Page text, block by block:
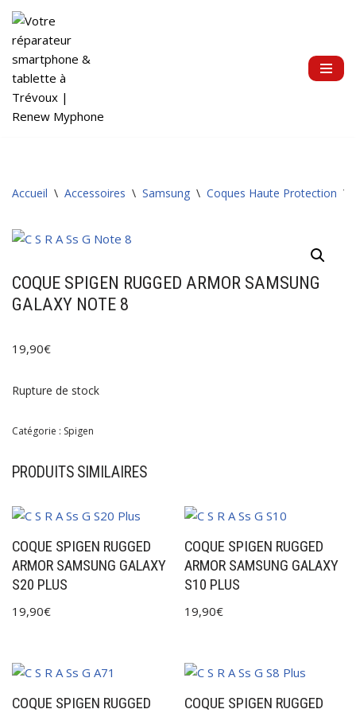
Aller
au
contenu
Accueil \ Accessoires \ Samsung \ Coques Haute Protection \
COQUE SPIGEN RUGGED ARMOR SAMSUNG
GALAXY NOTE 8
19,90€
Rupture de stock
Catégorie : Spigen
PRODUITS SIMILAIRES
COQUE SPIGEN RUGGED
ARMOR SAMSUNG GALAXY
S20 PLUS
19,90€
COQUE SPIGEN RUGGED
ARMOR SAMSUNG GALAXY
S10 PLUS
19,90€
COQUE SPIGEN RUGGED COQUE SPIGEN RUGGED